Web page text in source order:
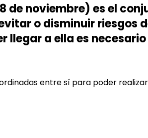
de noviembre) es el
o disminuir riesgos
llegar a ella es
entre sí para poder